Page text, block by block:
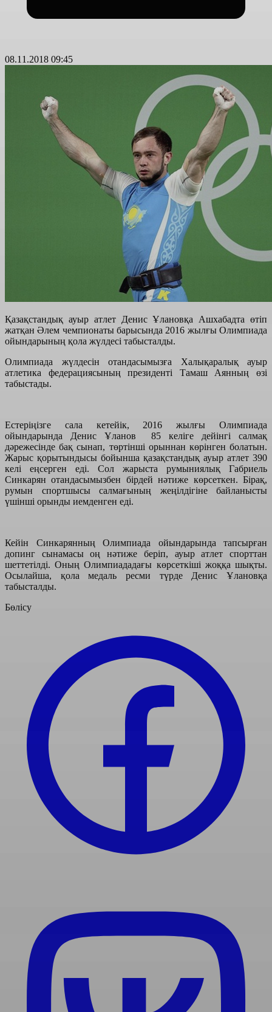
08.11.2018 09:45
Қазақстандық ауыр атлет Денис Ұлановқа Ашхабадта өтіп
жатқан Әлем чемпионаты барысында 2016 жылғы Олимпиада
ойындарының қола жүлдесі табысталды.
Олимпиада жүлдесін отандасымызға Халықаралық ауыр
атлетика федерациясының президенті Тамаш Аянның өзі
табыстады.
Естеріңізге сала кетейік, 2016 жылғы Олимпиада
ойындарында Денис Ұланов 85 келіге дейінгі салмақ
дәрежесінде бақ сынап, төртінші орыннан көрінген болатын.
Жарыс қорытындысы бойынша қазақстандық ауыр атлет 390
келі еңсерген еді. Сол жарыста румыниялық Габриель
Синкарян отандасымызбен бірдей нәтиже көрсеткен. Бірақ,
румын спортшысы салмағының жеңілдігіне байланысты
үшінші орынды иемденген еді.
Кейін Синкарянның Олимпиада ойындарында тапсырған
допинг сынамасы оң нәтиже беріп, ауыр атлет спорттан
шеттетілді. Оның Олимпиададағы көрсеткіші жоққа шықты.
Осылайша, қола медаль ресми түрде Денис Ұлановқа
табысталды.
Бөлісу